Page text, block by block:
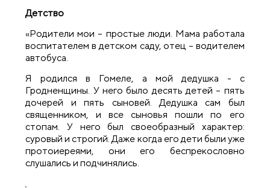
Детство
«Родители мои – простые люди. Мама работала
воспитателем в детском саду, отец – водителем
автобуса.
Я родился в Гомеле, а мой дедушка - с
Гродненщины. У него было десять детей – пять
дочерей и пять сыновей. Дедушка сам был
священником, и все сыновья пошли по его
стопам. У него был своеобразный характер:
суровый и строгий. Даже когда его дети были уже
протоиереями, они его беспрекословно
слушались и подчинялись.